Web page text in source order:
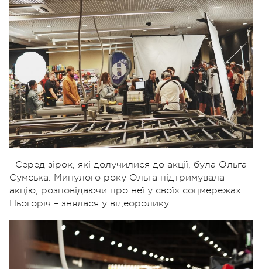
Серед зірок, які долучилися до акції, була Ольга
Сумська. Минулого року Ольга підтримувала
акцію, розповідаючи про неї у своїх соцмережах.
Цьогоріч – знялася у відеоролику.